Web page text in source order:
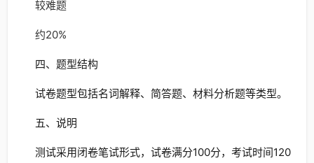
较难题
约20%
四、题型结构
试卷题型包括名词解释、简答题、材料分析题等类型。
五、说明
测试采用闭卷笔试形式，试卷满分100分，考试时间120